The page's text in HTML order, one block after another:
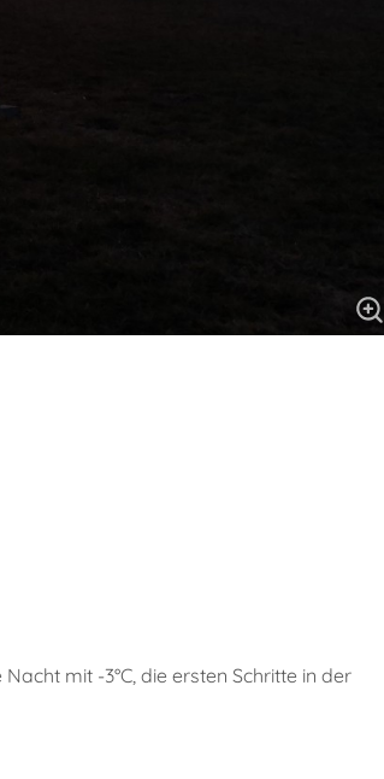
mit -3°C, die ersten Schritte in der